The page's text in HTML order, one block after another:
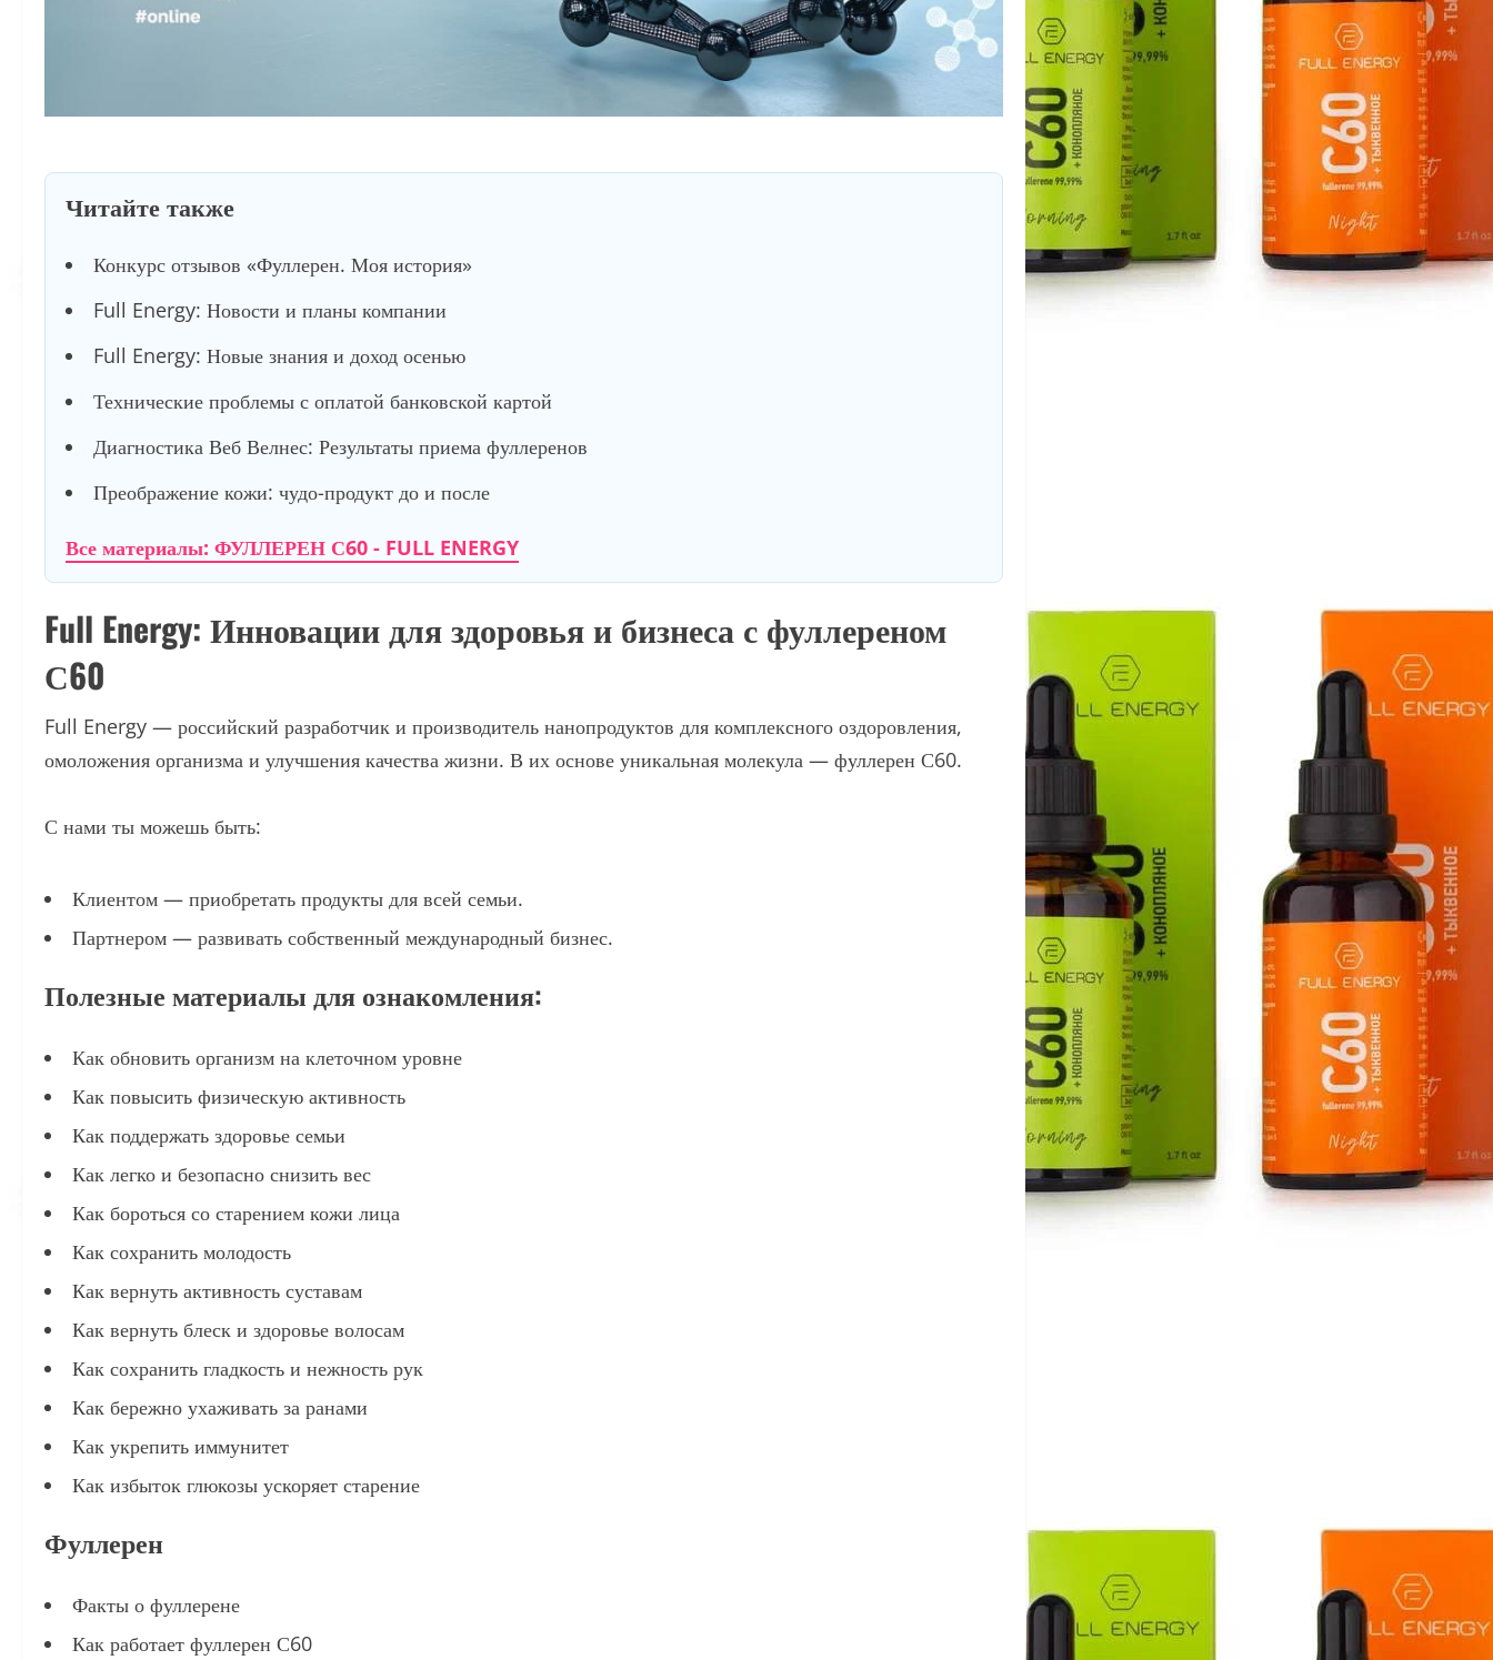
Читайте также
Конкурс отзывов «Фуллерен. Моя история»
Full Energy: Новости и планы компании
Full Energy: Новые знания и доход осенью
Технические проблемы с оплатой банковской картой
Диагностика Веб Велнес: Результаты приема фуллеренов
Преображение кожи: чудо-продукт до и после
Все материалы: ФУЛЛЕРЕН С60 - FULL ENERGY
Full Energy: Инновации для здоровья и бизнеса с фуллереном
С60
Full Energy — российский разработчик и производитель нанопродуктов для комплексного оздоровления,
омоложения организма и улучшения качества жизни. В их основе уникальная молекула — фуллерен С60.
С нами ты можешь быть:
Клиентом — приобретать продукты для всей семьи.
Партнером — развивать собственный международный бизнес.
Полезные материалы для ознакомления:
Как обновить организм на клеточном уровне
Как повысить физическую активность
Как поддержать здоровье семьи
Как легко и безопасно снизить вес
Как бороться со старением кожи лица
Как сохранить молодость
Как вернуть активность суставам
Как вернуть блеск и здоровье волосам
Как сохранить гладкость и нежность рук
Как бережно ухаживать за ранами
Как укрепить иммунитет
Как избыток глюкозы ускоряет старение
Фуллерен
Факты о фуллерене
Как работает фуллерен С60